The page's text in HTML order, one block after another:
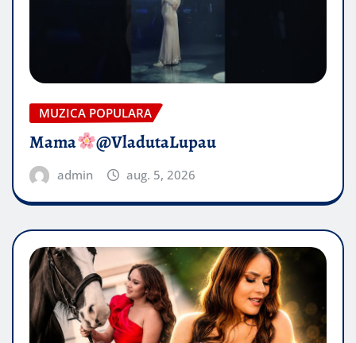
MUZICA POPULARA
Mama @VladutaLupau
admin aug. 5, 2026